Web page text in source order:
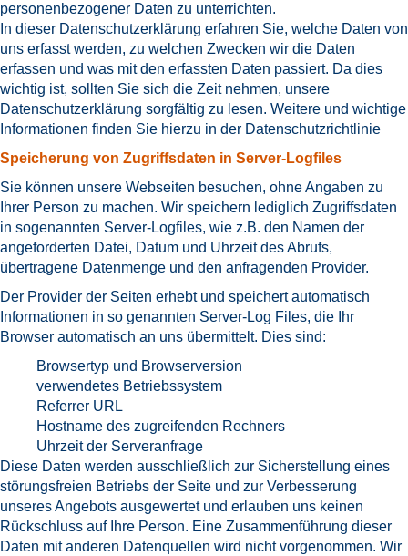
personenbezogener Daten zu unterrichten.
In dieser Datenschutzerklärung erfahren Sie, welche Daten von
uns erfasst werden, zu welchen Zwecken wir die Daten
erfassen und was mit den erfassten Daten passiert. Da dies
wichtig ist, sollten Sie sich die Zeit nehmen, unsere
Datenschutzerklärung sorgfältig zu lesen. Weitere und wichtige
Informationen finden Sie hierzu in der Datenschutzrichtlinie
Speicherung von Zugriffsdaten in Server-Logfiles
Sie können unsere Webseiten besuchen, ohne Angaben zu
Ihrer Person zu machen. Wir speichern lediglich Zugriffsdaten
in sogenannten Server-Logfiles, wie z.B. den Namen der
angeforderten Datei, Datum und Uhrzeit des Abrufs,
übertragene Datenmenge und den anfragenden Provider.
Der Provider der Seiten erhebt und speichert automatisch
Informationen in so genannten Server-Log Files, die Ihr
Browser automatisch an uns übermittelt. Dies sind:
Browsertyp und Browserversion
verwendetes Betriebssystem
Referrer URL
Hostname des zugreifenden Rechners
Uhrzeit der Serveranfrage
Diese Daten werden ausschließlich zur Sicherstellung eines
störungsfreien Betriebs der Seite und zur Verbesserung
unseres Angebots ausgewertet und erlauben uns keinen
Rückschluss auf Ihre Person. Eine Zusammenführung dieser
Daten mit anderen Datenquellen wird nicht vorgenommen. Wir